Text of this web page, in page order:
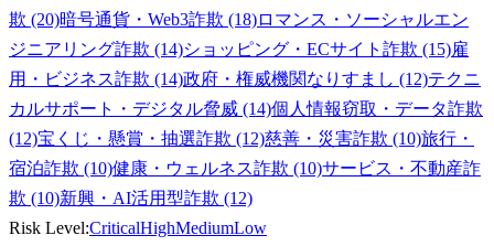
欺 (20)暗号通貨・Web3詐欺 (18)ロマンス・ソーシャルエン
ジニアリング詐欺 (14)ショッピング・ECサイト詐欺 (15)雇
用・ビジネス詐欺 (14)政府・権威機関なりすまし (12)テクニ
カルサポート・デジタル脅威 (14)個人情報窃取・データ詐欺
(12)宝くじ・懸賞・抽選詐欺 (12)慈善・災害詐欺 (10)旅行・
宿泊詐欺 (10)健康・ウェルネス詐欺 (10)サービス・不動産詐
欺 (10)新興・AI活用型詐欺 (12)
Risk Level:CriticalHighMediumLow